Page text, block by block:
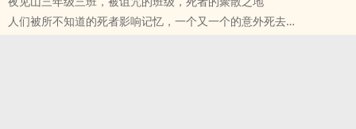
人们被所不知道的死者影响记忆，一个又一个的意外死去